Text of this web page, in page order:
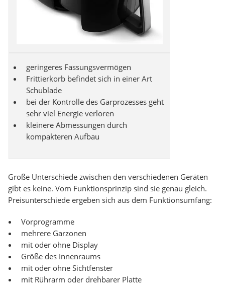
geringeres Fassungsvermögen
Frittierkorb befindet sich in einer Art
Schublade
bei der Kontrolle des Garprozesses geht
sehr viel Energie verloren
kleinere Abmessungen durch
kompakteren Aufbau
Große Unterschiede zwischen den verschiedenen Geräten
gibt es keine. Vom Funktionsprinzip sind sie genau gleich.
Preisunterschiede ergeben sich aus dem Funktionsumfang:
Vorprogramme
mehrere Garzonen
mit oder ohne Display
Größe des Innenraums
mit oder ohne Sichtfenster
mit Rührarm oder drehbarer Platte